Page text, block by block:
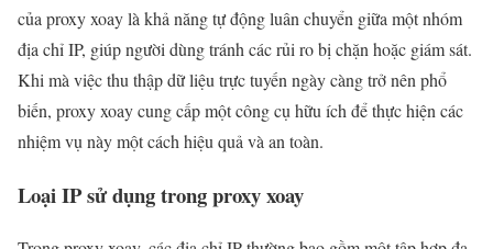
của proxy xoay là khả năng tự động luân chuyển giữa một nhóm
địa chỉ IP, giúp người dùng tránh các rủi ro bị chặn hoặc giám sát.
Khi mà việc thu thập dữ liệu trực tuyến ngày càng trở nên phổ
biến, proxy xoay cung cấp một công cụ hữu ích để thực hiện các
nhiệm vụ này một cách hiệu quả và an toàn.
Loại IP sử dụng trong proxy xoay